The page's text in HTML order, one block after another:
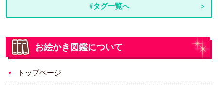
#タグ一覧へ
お絵かき図鑑について
トップページ